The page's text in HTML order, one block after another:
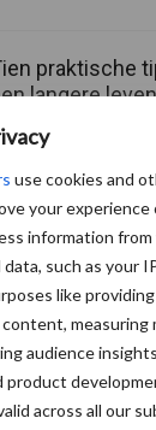
use cookies and
your experience
information from
such as your
like
measuring
audience
product
across all our
praktische
langere
“Vraag naar
groter dan